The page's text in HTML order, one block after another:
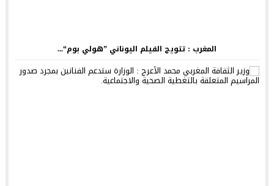
المغرب : تتويج الفيلم اليوناني ”هولي بوم“...